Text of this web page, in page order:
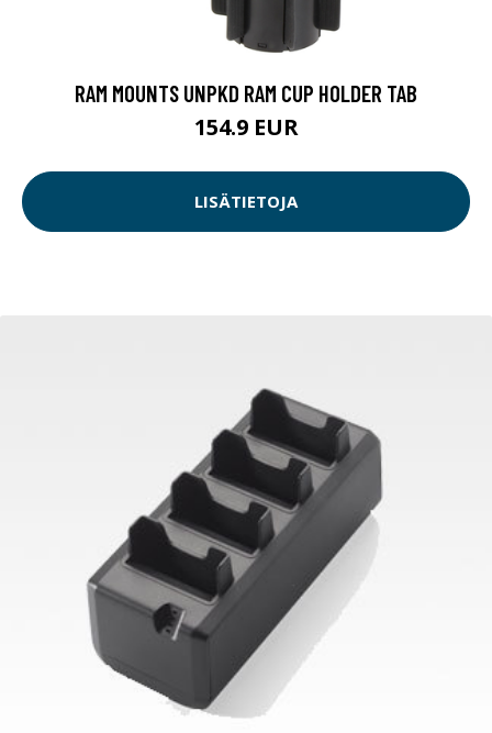
RAM MOUNTS UNPKD RAM CUP HOLDER TAB
154.9 EUR
LISÄTIETOJA